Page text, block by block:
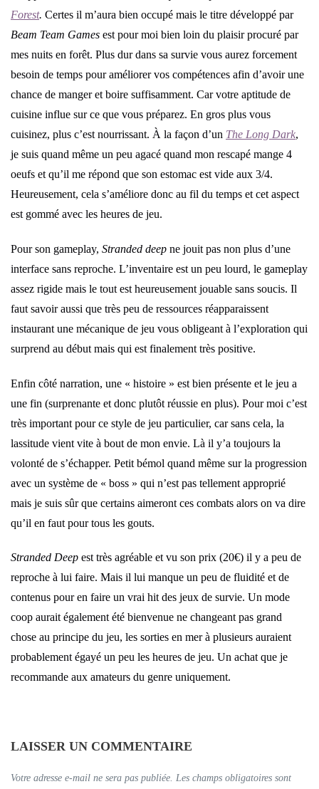
Forest. Certes il m’aura bien occupé mais le titre développé par
Beam Team Games est pour moi bien loin du plaisir procuré par
mes nuits en forêt. Plus dur dans sa survie vous aurez forcement
besoin de temps pour améliorer vos compétences afin d’avoir une
chance de manger et boire suffisamment. Car votre aptitude de
cuisine influe sur ce que vous préparez. En gros plus vous
cuisinez, plus c’est nourrissant. À la façon d’un The Long Dark,
je suis quand même un peu agacé quand mon rescapé mange 4
oeufs et qu’il me répond que son estomac est vide aux 3/4.
Heureusement, cela s’améliore donc au fil du temps et cet aspect
est gommé avec les heures de jeu.
Pour son gameplay, Stranded deep ne jouit pas non plus d’une
interface sans reproche. L’inventaire est un peu lourd, le gameplay
assez rigide mais le tout est heureusement jouable sans soucis. Il
faut savoir aussi que très peu de ressources réapparaissent
instaurant une mécanique de jeu vous obligeant à l’exploration qui
surprend au début mais qui est finalement très positive.
Enfin côté narration, une « histoire » est bien présente et le jeu a
une fin (surprenante et donc plutôt réussie en plus). Pour moi c’est
très important pour ce style de jeu particulier, car sans cela, la
lassitude vient vite à bout de mon envie. Là il y’a toujours la
volonté de s’échapper. Petit bémol quand même sur la progression
avec un système de « boss » qui n’est pas tellement approprié
mais je suis sûr que certains aimeront ces combats alors on va dire
qu’il en faut pour tous les gouts.
Stranded Deep est très agréable et vu son prix (20€) il y a peu de
reproche à lui faire. Mais il lui manque un peu de fluidité et de
contenus pour en faire un vrai hit des jeux de survie. Un mode
coop aurait également été bienvenue ne changeant pas grand
chose au principe du jeu, les sorties en mer à plusieurs auraient
probablement égayé un peu les heures de jeu. Un achat que je
recommande aux amateurs du genre uniquement.
LAISSER UN COMMENTAIRE
Votre adresse e-mail ne sera pas publiée. Les champs obligatoires sont